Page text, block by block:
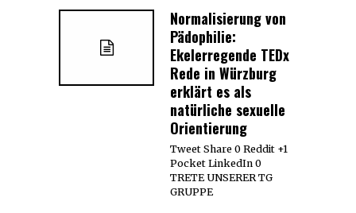
Normalisierung von
Pädophilie:
Ekelerregende TEDx
Rede in Würzburg
erklärt es als
natürliche sexuelle
Orientierung
Tweet Share 0 Reddit +1
Pocket LinkedIn 0
TRETE UNSERER TG
GRUPPE